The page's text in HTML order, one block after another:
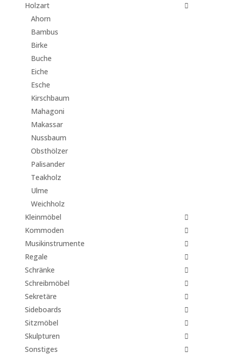
Holzart
Ahorn
Bambus
Birke
Buche
Eiche
Esche
Kirschbaum
Mahagoni
Makassar
Nussbaum
Obsthölzer
Palisander
Teakholz
Ulme
Weichholz
Kleinmöbel
Kommoden
Musikinstrumente
Regale
Schränke
Schreibmöbel
Sekretäre
Sideboards
Sitzmöbel
Skulpturen
Sonstiges